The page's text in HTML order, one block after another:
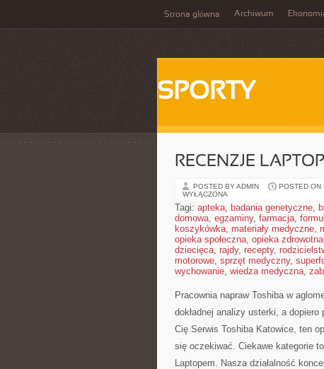
Strona główna Archiwum
SPORTY
RECENZJE
POSTED BY ADMIN POSTED ON
WYŁĄCZONA
Tagi: apteka, badania genetyczne,
domowa, egzaminy, farmacja,
koszykówka, materiały medyczne,
opieka społeczna, opieka zdrowotna
dziecięca, rajdy, recepty,
motorowe, sprzęt medyczny,
wychowanie, wiedza medyczna,
Pracownia napraw Toshiba w
dokładnej analizy usterki, a
Cię Serwis Toshiba Katowice, ten
się oczekiwać. Ciekawe kategorie to
Laptopem. Nasza działalność